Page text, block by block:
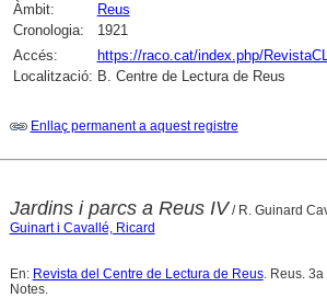
Àmbit:
Reus
Cronologia:
1921
Accés:
https://raco.cat/index.php/
Localització: B. Centre de Lectura de Reus
Enllaç permanent a aquest registre
Jardins i parcs a Reus IV/ R. Guinard
Guinart i Cavallé, Ricard
En: Revista del Centre de Lectura de Reus. Reus. 3a
Notes.